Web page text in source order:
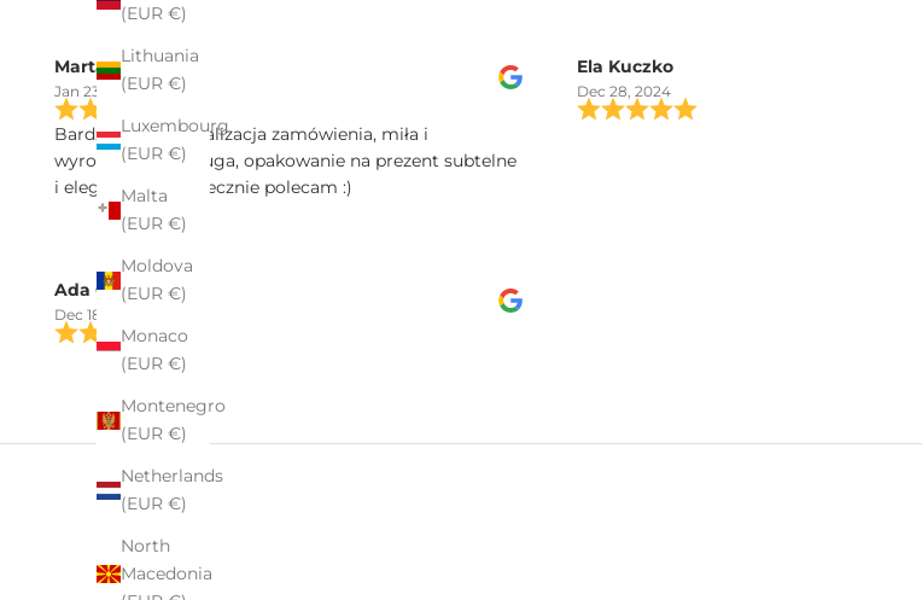
(EUR €)
Lithuania
(EUR €)
Luxembourg
(EUR €)
Malta
(EUR €)
Moldova
(EUR €)
Monaco
(EUR €)
Montenegro
(EUR €)
Netherlands
(EUR €)
North
Macedonia
Marta Sałek
Jan 23, 2025
Bardzo spawna realizacja zamówienia, miła i
wyrozumiała obsługa, opakowanie na prezent subtelne
i eleganckie - serdecznie polecam :)
Ela Kuczko
Dec 28, 2024
Ada Ch
Dec 18, 2024
Polecam zakupy w firmie Pekalla. Profesjonalna
Ekspresowa wysyłka. Zamówienie po opłaceniu
następnego dnia dotarło. Bardzo wysoka jakość